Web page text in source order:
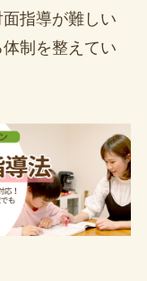
指導が難しい
制を整えてい